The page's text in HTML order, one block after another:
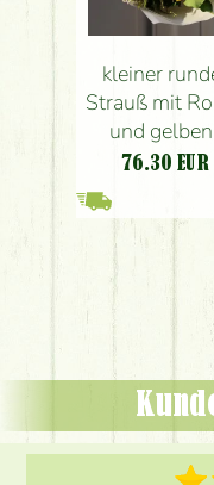
kleiner
Strauß mit
und
weißen
76.30 EUR